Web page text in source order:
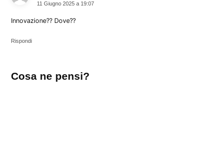
11 Giugno 2025 a 19:07
Innovazione?? Dove??
Rispondi
un
Cosa ne pensi?